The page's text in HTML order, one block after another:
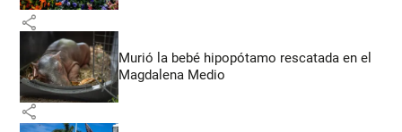
share
Murió la bebé hipopótamo rescatada en el
Magdalena Medio
share